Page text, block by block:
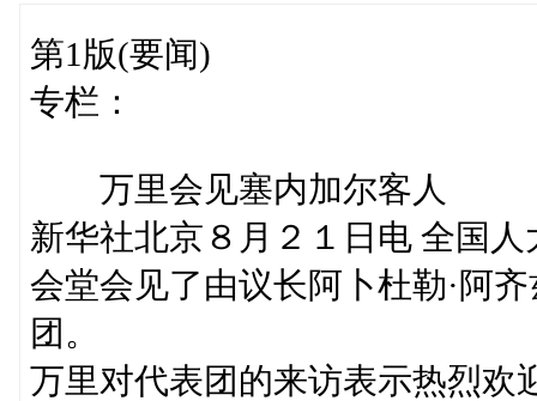
第1版(要闻)
专栏：
万里会见塞内加尔客人
新华社北京８月２１日电 全国
会堂会见了由议长阿卜杜勒·阿
团。
万里对代表团的来访表示热烈欢